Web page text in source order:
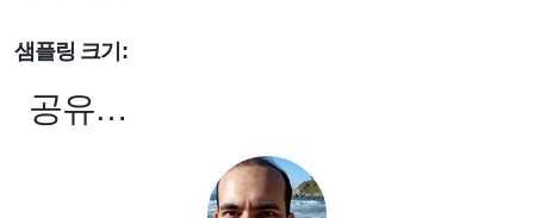
샘플링 크기:
공유…